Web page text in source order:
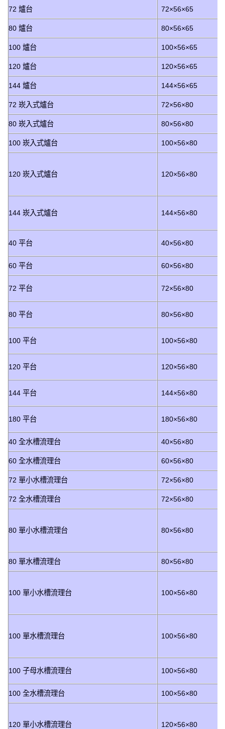
72 爐台 72×56×65
80 爐台 80×56×65
100 爐台 100×56×65
120 爐台 120×56×65
144 爐台 144×56×65
72 崁入式爐台 72×56×80
80 崁入式爐台 80×56×80
100 崁入式爐台 100×56×80
120 崁入式爐台 120×56×80
144 崁入式爐台 144×56×80
40 平台 40×56×80
60 平台 60×56×80
72 平台 72×56×80
80 平台 80×56×80
100 平台 100×56×80
120 平台 120×56×80
144 平台 144×56×80
180 平台 180×56×80
40 全水槽流理台 40×56×80
60 全水槽流理台 60×56×80
72 單小水槽流理台 72×56×80
72 全水槽流理台 72×56×80
80 單小水槽流理台 80×56×80
80 單水槽流理台 80×56×80
100 單小水槽流理台 100×56×80
100 單水槽流理台 100×56×80
100 子母水槽流理台 100×56×80
100 全水槽流理台 100×56×80
120 單小水槽流理台 120×56×80